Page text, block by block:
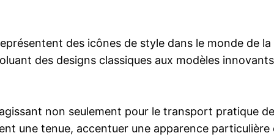
des icônes de style dans le monde de
des designs classiques aux modèles
non seulement pour le transport pratique
une tenue, accentuer une apparence